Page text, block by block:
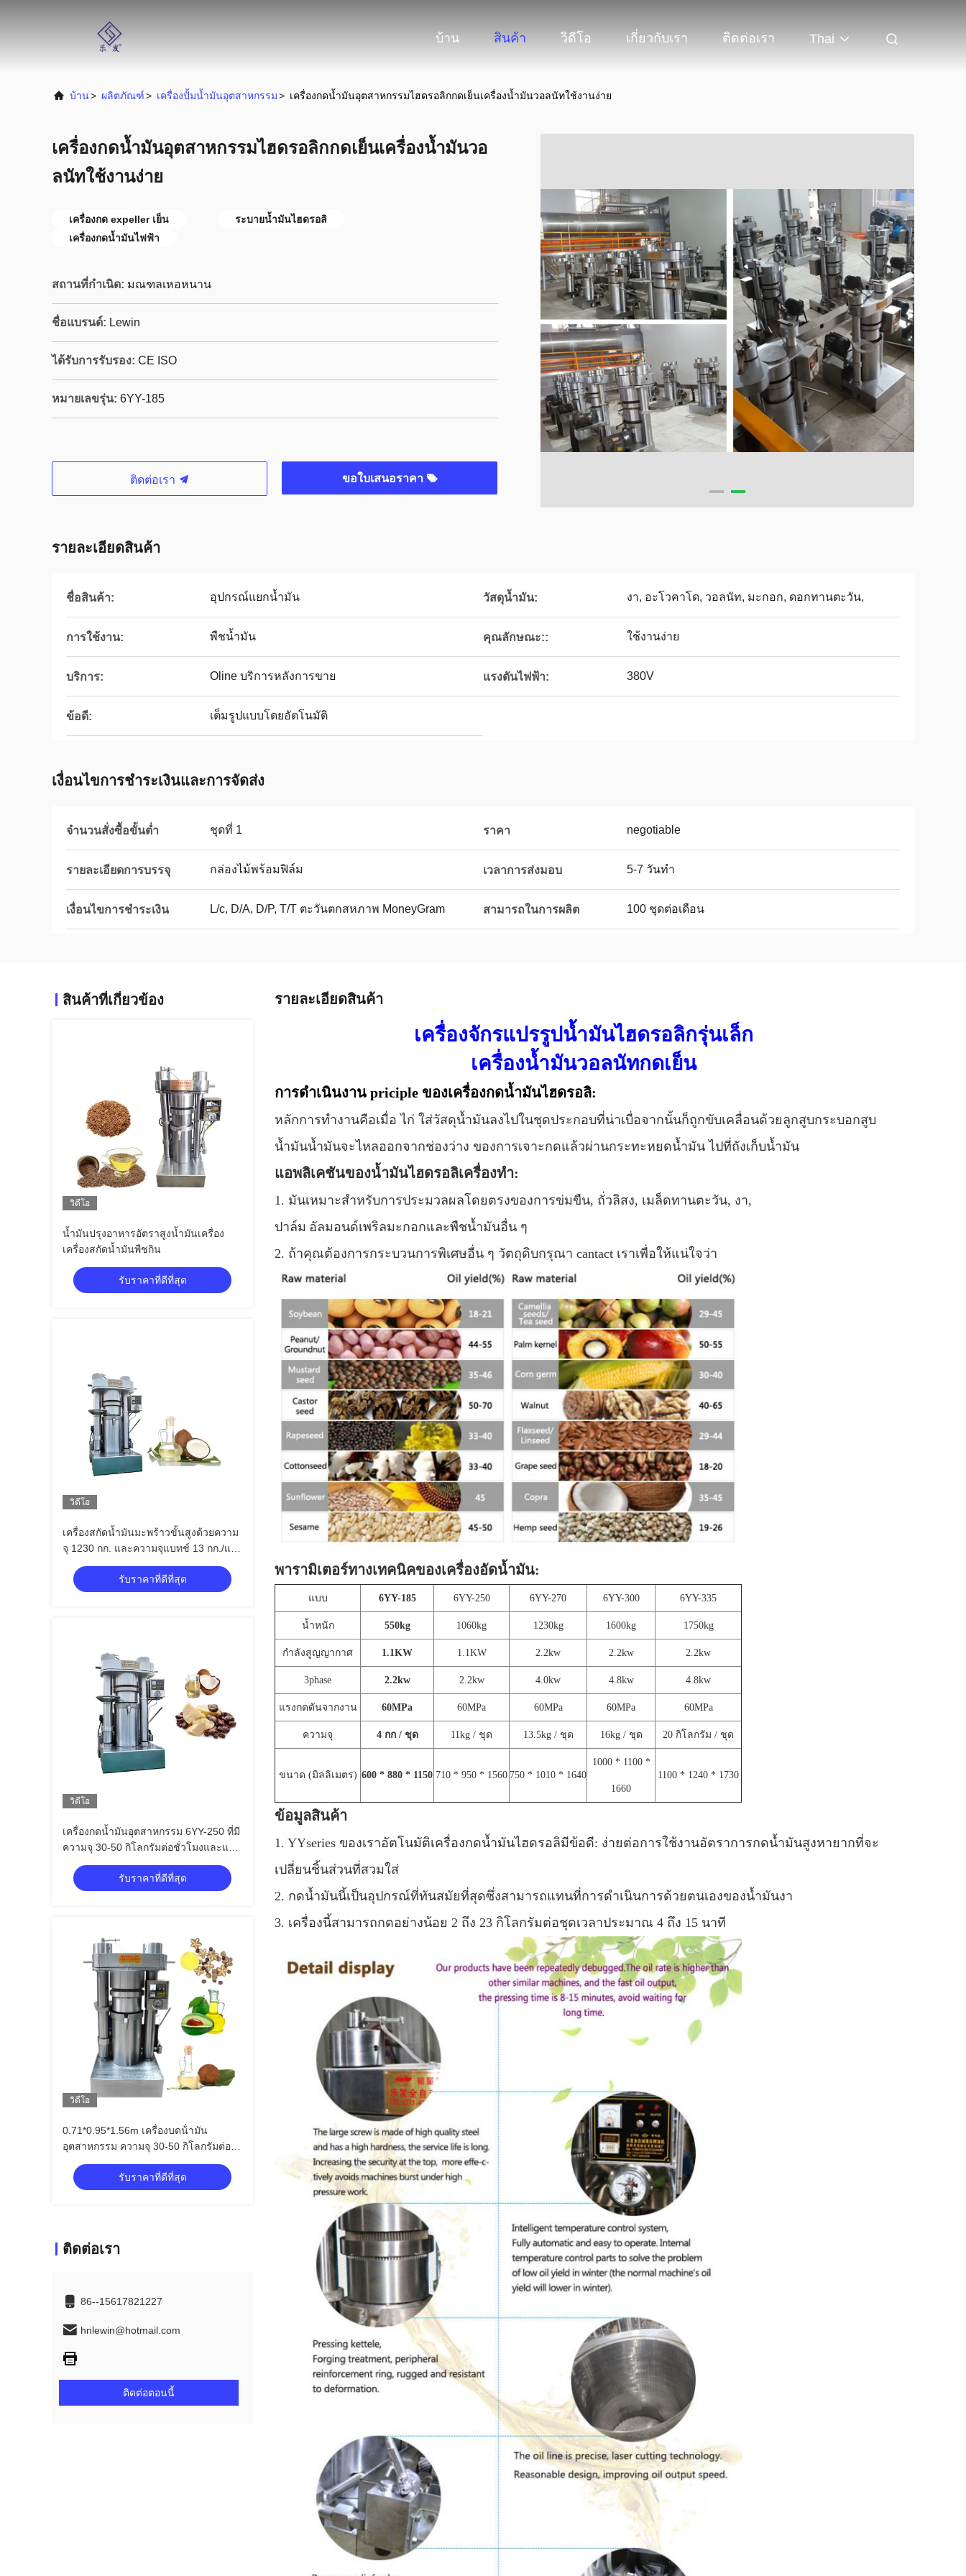
บ้าน สินค้า วิดีโอ เกี่ยวกับเรา ติดต่อเรา Thai
บ้าน> ผลิตภัณฑ์> เครื่องปั้มน้ำมันอุตสาหกรรม> เครื่องกดน้ำมันอุตสาหกรรมไฮดรอลิกกดเย็นเครื่องน้ำมันวอลนัทใช้งานง่าย
เครื่องกดน้ำมันอุตสาหกรรมไฮดรอลิกกดเย็นเครื่องน้ำมันวอ
ลนัทใช้งานง่าย
เครื่องกด expeller เย็น
ระบายน้ำมันไฮดรอลิ
เครื่องกดน้ำมันไฟฟ้า
สถานที่กำเนิด: มณฑลเหอหนาน
ชื่อแบรนด์: Lewin
ได้รับการรับรอง: CE ISO
หมายเลขรุ่น: 6YY-185
ติดต่อเรา ขอใบเสนอราคา
รายละเอียดสินค้า
ชื่อสินค้า: อุปกรณ์แยกน้ำมัน วัสดุน้ำมัน: งา, อะโวคาโด, วอลนัท, มะกอก, ดอกทานตะวัน,
การใช้งาน: พืชน้ำมัน คุณลักษณะ:: ใช้งานง่าย
บริการ: Oline บริการหลังการขาย แรงดันไฟฟ้า: 380V
ข้อดี: เต็มรูปแบบโดยอัตโนมัติ
เงื่อนไขการชำระเงินและการจัดส่ง
จำนวนสั่งซื้อขั้นต่ำ ชุดที่ 1 ราคา negotiable
รายละเอียดการบรรจุ กล่องไม้พร้อมฟิล์ม เวลาการส่งมอบ 5-7 วันทำ
เงื่อนไขการชำระเงิน L/c, D/A, D/P, T/T ตะวันตกสหภาพ MoneyGram สามารถในการผลิต 100 ชุดต่อเดือน
สินค้าที่เกี่ยวข้อง
วิดีโอ
น้ำมันปรุงอาหารอัตราสูงน้ำมันเครื่อง
เครื่องสกัดน้ำมันพืชกิน
รับราคาที่ดีที่สุด
วิดีโอ
เครื่องสกัดน้ำมันมะพร้าวขั้นสูงด้วยความ
จุ 1230 กก. และความจุแบทช์ 13 กก./แบ
รับราคาที่ดีที่สุด
วิดีโอ
เครื่องกดน้ำมันอุตสาหกรรม 6YY-250 ที่มี
ความจุ 30-50 กิโลกรัมต่อชั่วโมงและแรง
ดันไฟฟ้าเฟสเดียว / 3 เฟส
รับราคาที่ดีที่สุด
วิดีโอ
0.71*0.95*1.56m เครื่องบดน้ํามัน
อุตสาหกรรม ความจุ 30-50 กิโลกรัมต่อ
ชั่วโมง ส่วนที่ใช้ไม่มาก
รับราคาที่ดีที่สุด
ติดต่อเรา
86--15617821227
hnlewin@hotmail.com
ติดต่อตอนนี้
รายละเอียดสินค้า
เครื่องจักรแปรรูปน้ำมันไฮดรอลิกรุ่นเล็ก
เครื่องน้ำมันวอลนัทกดเย็น
การดำเนินงาน priciple ของเครื่องกดน้ำมันไฮดรอลิ:
หลักการทำงานคือเมื่อ ไก่ ใส่วัสดุน้ำมันลงไปในชุดประกอบที่น่าเบื่อจากนั้นก็ถูกขับเคลื่อนด้วยลูกสูบกระบอกสูบ
น้ำมันน้ำมันจะไหลออกจากช่องว่าง ของการเจาะกดแล้วผ่านกระทะหยดน้ำมัน ไปที่ถังเก็บน้ำมัน
แอพลิเคชันของน้ำมันไฮดรอลิเครื่องทำ:
1. มันเหมาะสำหรับการประมวลผลโดยตรงของการข่มขืน, ถั่วลิสง, เมล็ดทานตะวัน, งา,
ปาล์ม อัลมอนด์เพริลมะกอกและพืชน้ำมันอื่น ๆ
2. ถ้าคุณต้องการกระบวนการพิเศษอื่น ๆ วัตถุดิบกรุณา cantact เราเพื่อให้แน่ใจว่า
พารามิเตอร์ทางเทคนิคของเครื่องอัดน้ำมัน:
แบบ 6YY-185 6YY-250 6YY-270 6YY-300 6YY-335
น้ำหนัก 550kg 1060kg 1230kg 1600kg 1750kg
กำลังสูญญากาศ 1.1KW 1.1KW 2.2kw 2.2kw 2.2kw
3phase 2.2kw 2.2kw 4.0kw 4.8kw 4.8kw
แรงกดดันจากงาน 60MPa 60MPa 60MPa 60MPa 60MPa
ความจุ 4 กก / ชุด 11kg / ชุด 13.5kg / ชุด 16kg / ชุด 20 กิโลกรัม / ชุด
ขนาด (มิลลิเมตร) 600 * 880 * 1150 710 * 950 * 1560 750 * 1010 * 1640
1000 * 1100 *
1660
1100 * 1240 * 1730
ข้อมูลสินค้า
1. YYseries ของเราอัตโนมัติเครื่องกดน้ำมันไฮดรอลิมีข้อดี: ง่ายต่อการใช้งานอัตราการกดน้ำมันสูงหายากที่จะ
เปลี่ยนชิ้นส่วนที่สวมใส่
2. กดน้ำมันนี้เป็นอุปกรณ์ที่ทันสมัยที่สุดซึ่งสามารถแทนที่การดำเนินการด้วยตนเองของน้ำมันงา
3. เครื่องนี้สามารถกดอย่างน้อย 2 ถึง 23 กิโลกรัมต่อชุดเวลาประมาณ 4 ถึง 15 นาที